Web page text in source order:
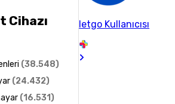
Cihazı
(38.548)
(24.432)
(16.531)
letgo Kullanıcısı